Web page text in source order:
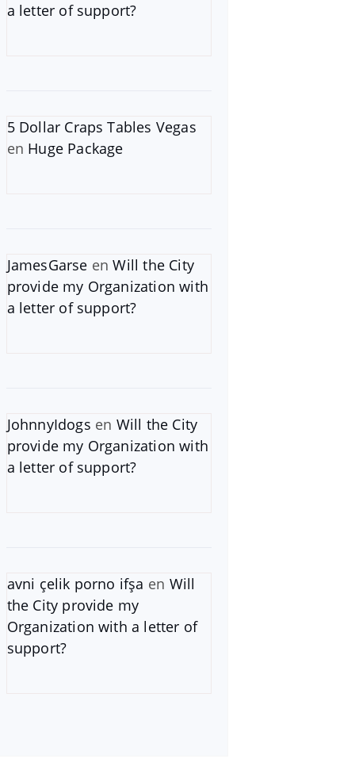
a letter of support?
5 Dollar Craps Tables Vegas
en Huge Package
JamesGarse enWill the City
provide my Organization with
a letter of support?
JohnnyIdogs en Will the City
provide my Organization with
a letter of support?
avni çelik porno ifşa en Will
the City provide my
Organization with a letter of
support?